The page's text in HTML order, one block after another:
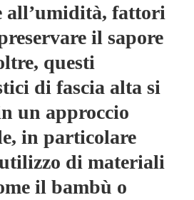
all’umidità, fattori
il sapore
questi
di fascia alta si
un approccio
in particolare
di materiali
il bambù o